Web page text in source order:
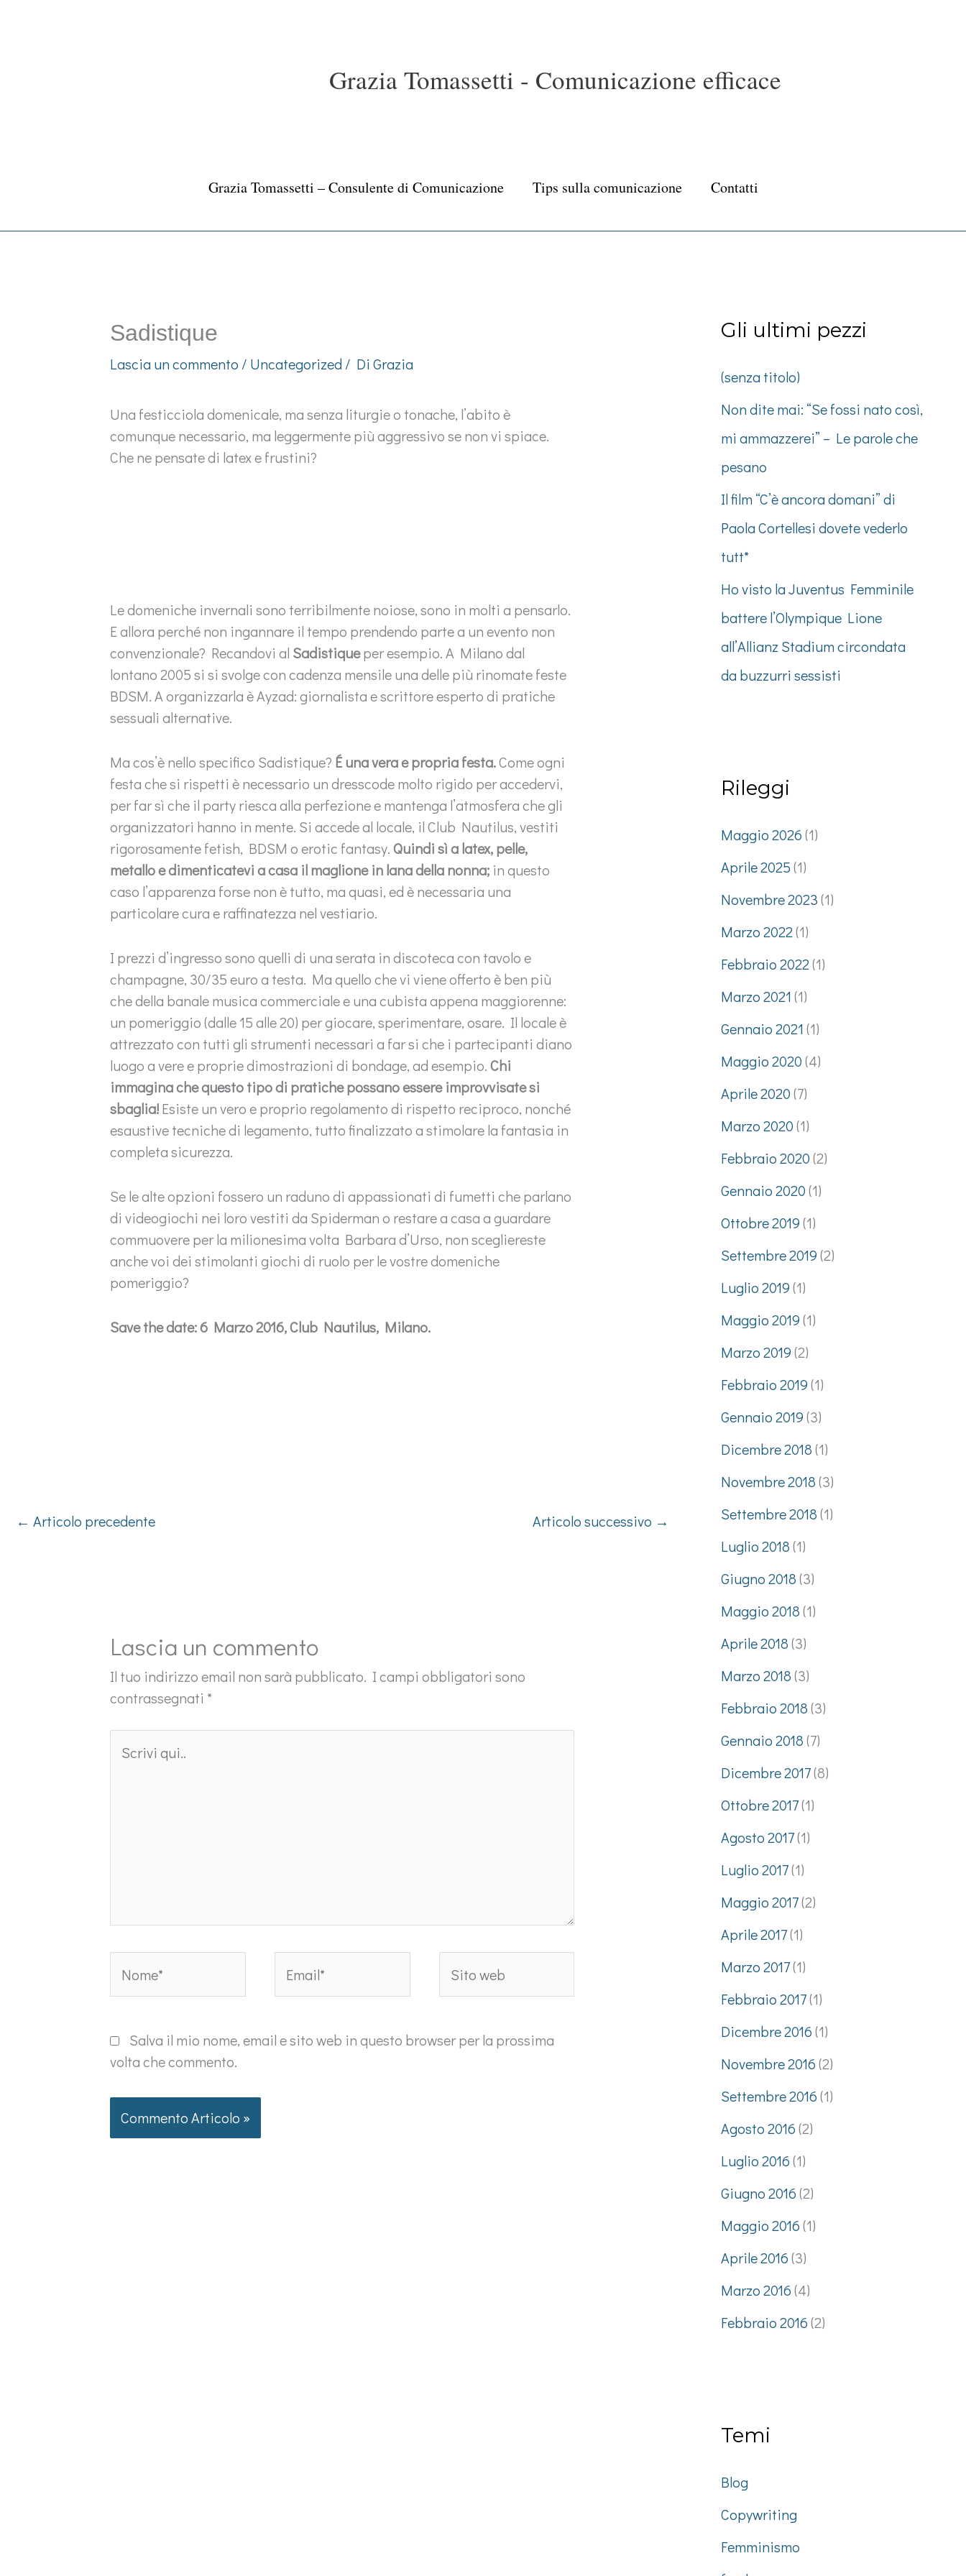
Grazia Tomassetti - Comunicazione efficace
Grazia Tomassetti – Consulente di Comunicazione Tips sulla comunicazione Contatti
Sadistique
Lascia un commento / Uncategorized / DiGrazia
Una festicciola domenicale, ma senza liturgie o tonache, l’abito è
comunque necessario, ma leggermente più aggressivo se non vi spiace.
Che ne pensate di latex e frustini?
Le domeniche invernali sono terribilmente noiose, sono in molti a pensarlo.
E allora perché non ingannare il tempo prendendo parte a un evento non
convenzionale? Recandovi al Sadistiqueper esempio. A Milano dal
lontano 2005 si si svolge con cadenza mensile una delle più rinomate feste
BDSM. A organizzarla è Ayzad: giornalista e scrittore esperto di pratiche
sessuali alternative.
Ma cos’è nello specifico Sadistique? É una vera e propria festa.Come ogni
festa che si rispetti è necessario un dresscode molto rigido per accedervi,
per far sì che il party riesca alla perfezione e mantenga l’atmosfera che gli
organizzatori hanno in mente. Si accede al locale, il Club Nautilus, vestiti
rigorosamente fetish, BDSM o erotic fantasy.Quindi sì a latex, pelle,
metallo e dimenticatevi a casa il maglione in lana della nonna; in questo
caso l’apparenza forse non è tutto, ma quasi, ed è necessaria una
particolare cura e raffinatezza nel vestiario.
I prezzi d’ingresso sono quelli di una serata in discoteca con tavolo e
champagne, 30/35 euro a testa. Ma quello che vi viene offerto è ben più
che della banale musica commerciale e una cubista appena maggiorenne:
un pomeriggio (dalle 15 alle 20) per giocare, sperimentare, osare. Il locale è
attrezzato con tutti gli strumenti necessari a far si che i partecipanti diano
luogo a vere e proprie dimostrazioni di bondage, ad esempio.Chi
immagina che questo tipo di pratiche possano essere improvvisate si
sbaglia!Esiste un vero e proprio regolamento di rispetto reciproco, nonché
esaustive tecniche di legamento, tutto finalizzato a stimolare la fantasia in
completa sicurezza.
Se le alte opzioni fossero un raduno di appassionati di fumetti che parlano
di videogiochi nei loro vestiti da Spiderman o restare a casa a guardare
commuovere per la milionesima volta Barbara d’Urso, non scegliereste
anche voi dei stimolanti giochi di ruolo per le vostre domeniche
pomeriggio?
Save the date: 6 Marzo 2016, Club Nautilus, Milano.
← Articolo precedente Articolo successivo →
Lascia un commento
Il tuo indirizzo email non sarà pubblicato. I campi obbligatori sono
contrassegnati *
qui..
web
Salva il mio nome, email e sito web in questo browser per la prossima
volta che commento.
Gli ultimi pezzi
(senza titolo)
Non dite mai: “Se fossi nato così,
mi ammazzerei” – Le parole che
pesano
Il film “C’è ancora domani” di
Paola Cortellesi dovete vederlo
tutt*
Ho visto la Juventus Femminile
battere l’Olympique Lione
all’Allianz Stadium circondata
da buzzurri sessisti
Rileggi
Maggio 2026(1)
Aprile 2025(1)
Novembre 2023(1)
Marzo 2022(1)
Febbraio 2022(1)
Marzo 2021 (1)
Gennaio 2021 (1)
Maggio 2020(4)
Aprile 2020(7)
Marzo 2020(1)
Febbraio 2020(2)
Gennaio 2020(1)
Ottobre 2019(1)
Settembre 2019(2)
Luglio 2019(1)
Maggio 2019(1)
Marzo 2019(2)
Febbraio 2019(1)
Gennaio 2019(3)
Dicembre 2018(1)
Novembre 2018(3)
Settembre 2018(1)
Luglio 2018(1)
Giugno 2018(3)
Maggio 2018(1)
Aprile 2018(3)
Marzo 2018(3)
Febbraio 2018(3)
Gennaio 2018(7)
Dicembre 2017(8)
Ottobre 2017(1)
Agosto 2017(1)
Luglio 2017(1)
Maggio 2017(2)
Aprile 2017(1)
Marzo 2017(1)
Febbraio 2017(1)
Dicembre 2016(1)
Novembre 2016(2)
Settembre 2016(1)
Agosto 2016(2)
Luglio 2016(1)
Giugno 2016(2)
Maggio 2016(1)
Aprile 2016(3)
Marzo 2016(4)
Febbraio 2016(2)
Temi
Blog
Copywriting
Femminismo